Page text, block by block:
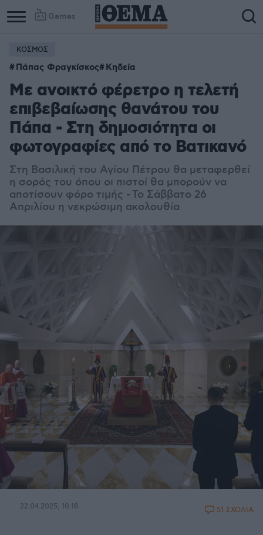
Games
ΚΟΣΜΟΣ
Πάπας Φραγκίσκος Κηδεία
Με ανοικτό φέρετρο η τελετή
επιβεβαίωσης θανάτου του
Πάπα - Στη δημοσιότητα οι
φωτογραφίες από το Βατικανό
Στη Βασιλική του Αγίου Πέτρου θα μεταφερθεί
η σορός του όπου οι πιστοί θα μπορούν να
αποτίσουν φόρο τιμής - Το Σάββατο 26
Απριλίου η νεκρώσιμη ακολουθία
22.04.2025, 10:18 51 ΣΧΟΛΙΑ